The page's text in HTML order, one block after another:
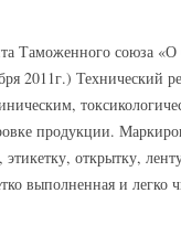
Таможенного союза «О
2011г.) Технический
продукции.
открытку,
выполненная и легко